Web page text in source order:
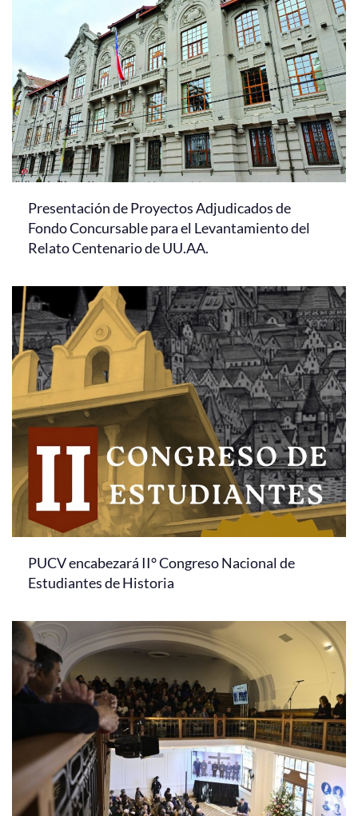
Presentación de Proyectos Adjudicados de
Fondo Concursable para el Levantamiento del
Relato Centenario de UU.AA.
PUCV encabezará II° Congreso Nacional de
Estudiantes de Historia